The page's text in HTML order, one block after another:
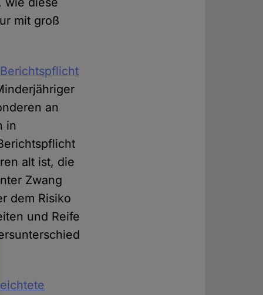
mit groß
an
in
alt ist, die
Zwang
dem Risiko
und Reife